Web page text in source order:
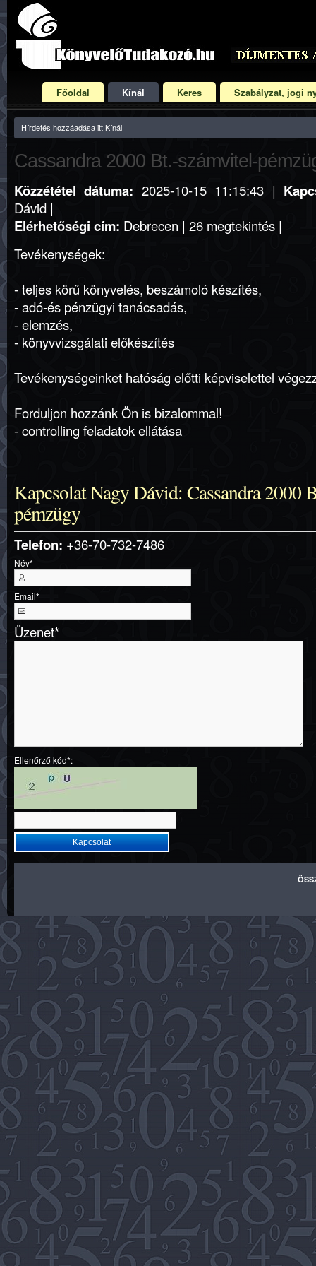
Főoldal Kínál Keres Szabályzat, jogi
Hírdetés hozzáadása itt Kínál
Cassandra 2000 Bt.-számvitel-
Közzététel dátuma: 2025-10-15 11:15:43 |
Dávid |
Elérhetőségi cím: Debrecen | 26 megtekintés |
Tevékenységek:
- teljes körű könyvelés, beszámoló készítés,
- adó-és pénzügyi tanácsadás,
- elemzés,
- könyvvizsgálati előkészítés
Tevékenységeinket hatóság előtti képviselettel
Forduljon hozzánk Ön is bizalommal!
- controlling feladatok ellátása
Kapcsolat Nagy Dávid: Cassandra 2000
pémzügy
Telefon: +36-70-732-7486
Név*
Email*
Üzenet*
Ellenőrző kód*: